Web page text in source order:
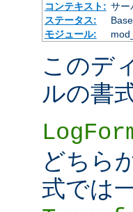
コンテキスト: サー
ステータス:
Base
モジュール:
このデ
ルの書
どちら
式では